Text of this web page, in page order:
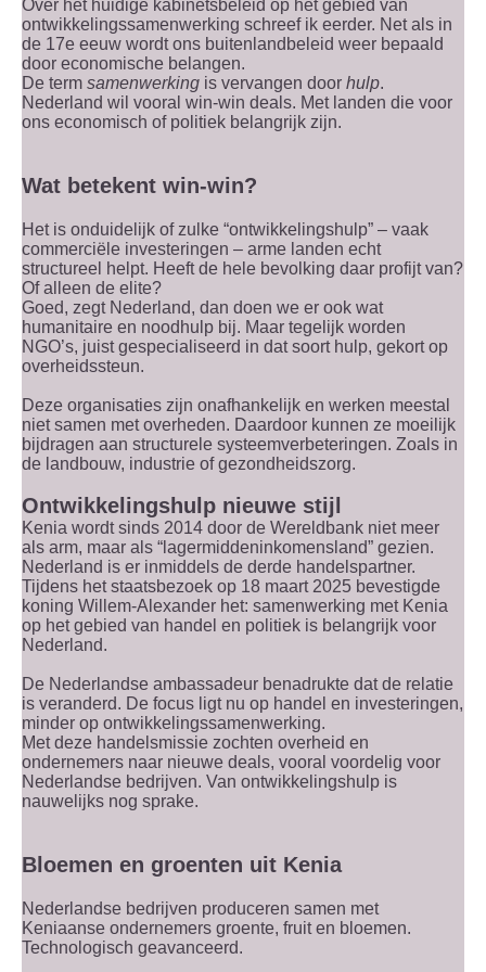
Over het huidige kabinetsbeleid op het gebied van
ontwikkelingssamenwerking schreef ik eerder. Net als in
de 17e eeuw wordt ons buitenlandbeleid weer bepaald
door economische belangen.
De term samenwerking is vervangen door hulp.
Nederland wil vooral win-win deals. Met landen die voor
ons economisch of politiek belangrijk zijn.
Wat betekent win-win?
Het is onduidelijk of zulke “ontwikkelingshulp” – vaak
commerciële investeringen – arme landen echt
structureel helpt. Heeft de hele bevolking daar profijt van?
Of alleen de elite?
Goed, zegt Nederland, dan doen we er ook wat
humanitaire en noodhulp bij. Maar tegelijk worden
NGO’s, juist gespecialiseerd in dat soort hulp, gekort op
overheidssteun.
Deze organisaties zijn onafhankelijk en werken meestal
niet samen met overheden. Daardoor kunnen ze moeilijk
bijdragen aan structurele systeemverbeteringen. Zoals in
de landbouw, industrie of gezondheidszorg.
Ontwikkelingshulp nieuwe stijl
Kenia wordt sinds 2014 door de Wereldbank niet meer
als arm, maar als “lagermiddeninkomensland” gezien.
Nederland is er inmiddels de derde handelspartner.
Tijdens het staatsbezoek op 18 maart 2025 bevestigde
koning Willem-Alexander het: samenwerking met Kenia
op het gebied van handel en politiek is belangrijk voor
Nederland.
De Nederlandse ambassadeur benadrukte dat de relatie
is veranderd. De focus ligt nu op handel en investeringen,
minder op ontwikkelingssamenwerking.
Met deze handelsmissie zochten overheid en
ondernemers naar nieuwe deals, vooral voordelig voor
Nederlandse bedrijven. Van ontwikkelingshulp is
nauwelijks nog sprake.
Bloemen en groenten uit Kenia
Nederlandse bedrijven produceren samen met
Keniaanse ondernemers groente, fruit en bloemen.
Technologisch geavanceerd.